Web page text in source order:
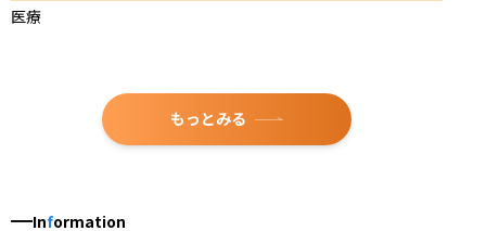
医療
もっとみる
Information